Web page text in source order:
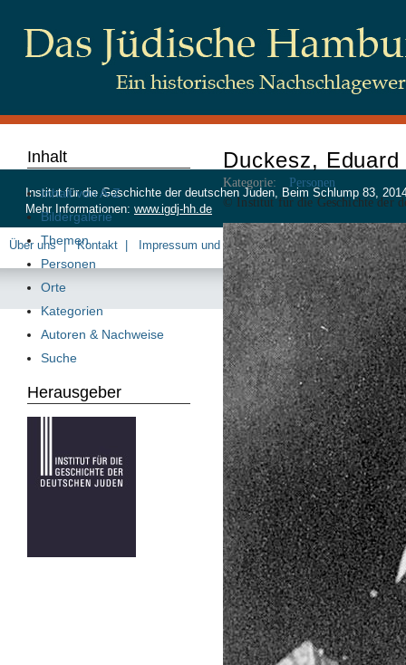
Duckesz,
Kategorie: Personen
© Institut für die Geschichte der
Inhalt
Inhalt von A-Z
Bildergalerie
Themen
Personen
Orte
Kategorien
Autoren & Nachweise
Suche
Herausgeber
Institut für die Geschichte der deutschen Juden, Beim Schlump 83,
Mehr Informationen: www.igdj-hh.de
Über uns Kontakt Impressum und Datenschutz